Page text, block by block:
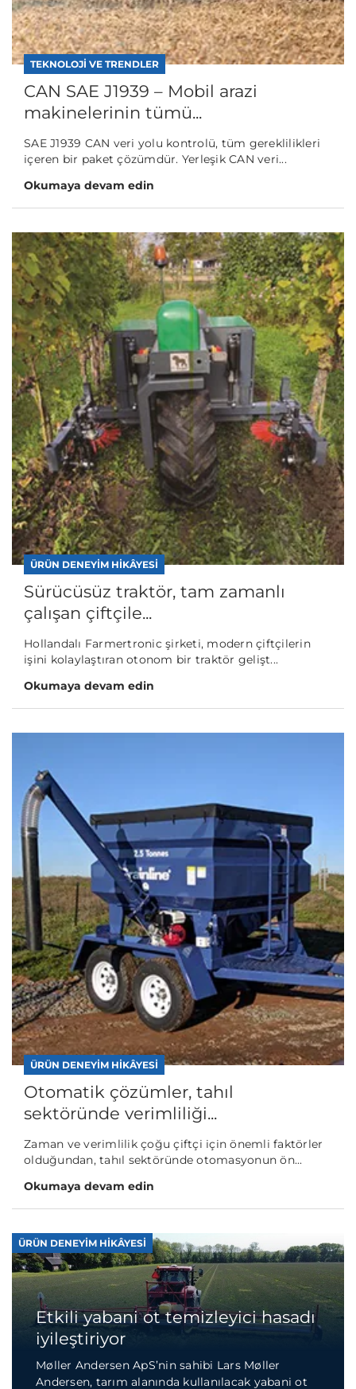
TEKNOLOJI VE TRENDLER
CAN SAE J1939 – Mobil arazi
makinelerinin tümü...
SAE J1939 CAN veri yolu kontrolü, tüm gereklilikleri
içeren bir paket çözümdür. Yerleşik CAN veri...
Okumaya devam edin
ÜRÜN DENEYIM HIKÂYESI
Sürücüsüz traktör, tam zamanlı
çalışan çiftçile...
Hollandalı Farmertronic şirketi, modern çiftçilerin
işini kolaylaştıran otonom bir traktör gelişt...
Okumaya devam edin
ÜRÜN DENEYIM HIKÂYESI
Otomatik çözümler, tahıl
sektöründe verimliliği...
Zaman ve verimlilik çoğu çiftçi için önemli faktörler
olduğundan, tahıl sektöründe otomasyonun ön...
Okumaya devam edin
ÜRÜN DENEYIM HIKÂYESI
Etkili yabani ot temizleyici hasadı
iyileştiriyor
Møller Andersen ApS’nin sahibi Lars Møller
Andersen, tarım alanında kullanılacak yabani ot